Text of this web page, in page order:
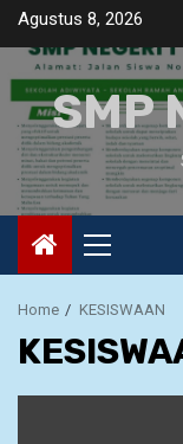
Skip
content
Agustus 8, 2026
SMP
Primary
Menu
Home KESISWAAN